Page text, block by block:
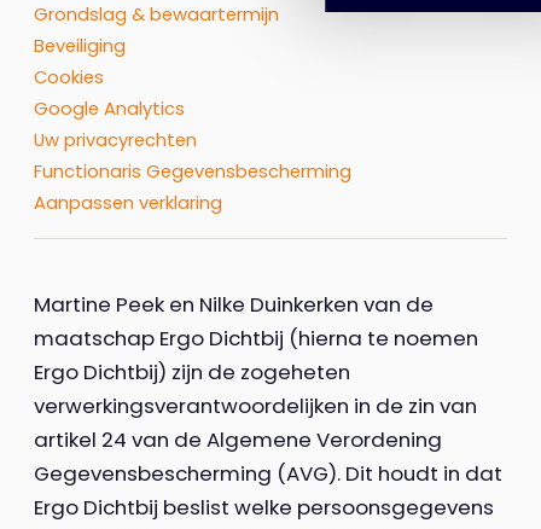
Grondslag & bewaartermijn
Beveiliging
Cookies
Google Analytics
Uw privacyrechten
Functionaris Gegevensbescherming
Aanpassen verklaring
Martine Peek en Nilke Duinkerken van de
maatschap Ergo Dichtbij (hierna te noemen
Ergo Dichtbij) zijn de zogeheten
verwerkingsverantwoordelijken in de zin van
artikel 24 van de Algemene Verordening
Gegevensbescherming (AVG). Dit houdt in dat
Ergo Dichtbij beslist welke persoonsgegevens